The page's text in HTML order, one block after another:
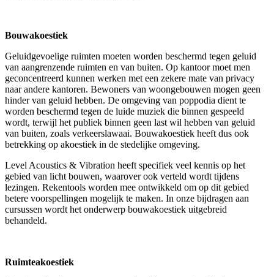
Bouwakoestiek
Geluidgevoelige ruimten moeten worden beschermd tegen geluid
van aangrenzende ruimten en van buiten. Op kantoor moet men
geconcentreerd kunnen werken met een zekere mate van privacy
naar andere kantoren. Bewoners van woongebouwen mogen geen
hinder van geluid hebben. De omgeving van poppodia dient te
worden beschermd tegen de luide muziek die binnen gespeeld
wordt, terwijl het publiek binnen geen last wil hebben van geluid
van buiten, zoals verkeerslawaai. Bouwakoestiek heeft dus ook
betrekking op akoestiek in de stedelijke omgeving.
Level Acoustics & Vibration heeft specifiek veel kennis op het
gebied van licht bouwen, waarover ook verteld wordt tijdens
lezingen. Rekentools worden mee ontwikkeld om op dit gebied
betere voorspellingen mogelijk te maken. In onze bijdragen aan
cursussen wordt het onderwerp bouwakoestiek uitgebreid
behandeld.
Ruimteakoestiek